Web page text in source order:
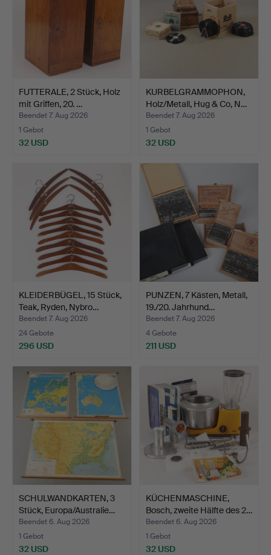
FUTTERALE, 2 Stück, Holz
mit Griffen, 20. …
Beendet 7. Aug 2026
1 Gebot
32 USD
KURBELGRAMMOPHON,
Holz/Metall, Hug & Co, N…
Beendet 7. Aug 2026
1 Gebot
32 USD
KLEIDERBÜGEL, 15 Stück,
Teak, Ryden, Nybro…
Beendet 7. Aug 2026
24 Gebote
296 USD
PUNZEN, 7 Kästen, Metall,
19./20. Jahrhund…
Beendet 7. Aug 2026
4 Gebote
211 USD
SCHULWANDKARTEN, 3
Stück, Europa/Australie…
Beendet 6. Aug 2026
1 Gebot
32 USD
KÜCHENMASCHINE,
Bosch, zweite Hälfte des 2…
Beendet 6. Aug 2026
1 Gebot
32 USD